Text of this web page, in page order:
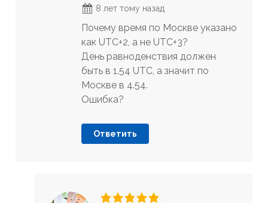
8 лет тому назад
Почему время по Москве указано
как UTC+2, а не UTC+3?
День равноденствия должен
быть в 1.54 UTC, а значит по
Москве в 4.54.
Ошибка?
Ответить